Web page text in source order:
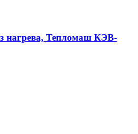
нагрева, Тепломаш КЭВ-